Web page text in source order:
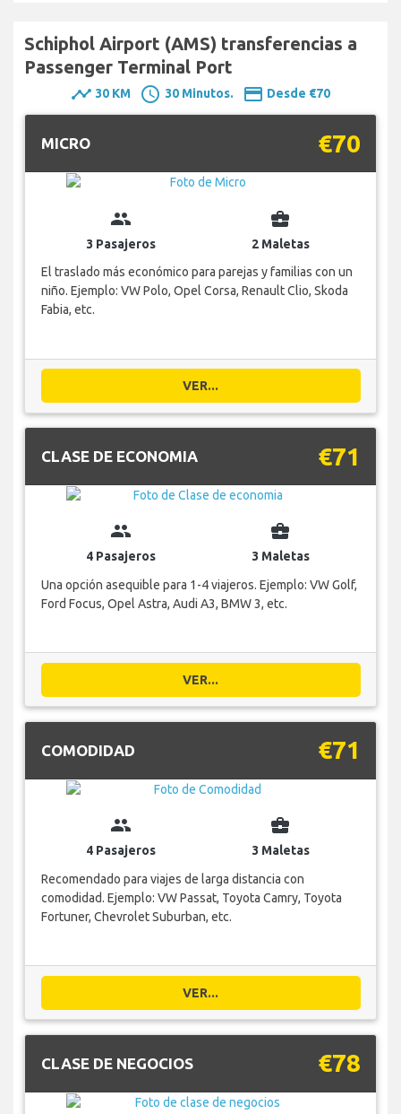
Schiphol Airport (AMS) transferencias a
Passenger Terminal Port
timeline 30 KM schedule 30 Minutos. payment Desde €70
MICRO €70
group
3 Pasajeros
business_center
2 Maletas
El traslado más económico para parejas y familias con un
niño. Ejemplo: VW Polo, Opel Corsa, Renault Clio, Skoda
Fabia, etc.
VER...
CLASE DE ECONOMIA €71
group
4 Pasajeros
business_center
3 Maletas
Una opción asequible para 1-4 viajeros. Ejemplo: VW Golf,
Ford Focus, Opel Astra, Audi A3, BMW 3, etc.
VER...
COMODIDAD €71
group
4 Pasajeros
business_center
3 Maletas
Recomendado para viajes de larga distancia con
comodidad. Ejemplo: VW Passat, Toyota Camry, Toyota
Fortuner, Chevrolet Suburban, etc.
VER...
CLASE DE NEGOCIOS €78